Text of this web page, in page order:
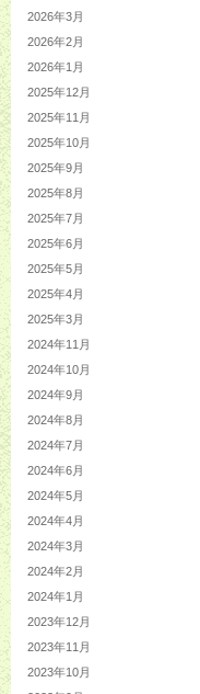
2026年3月
2026年2月
2026年1月
2025年12月
2025年11月
2025年10月
2025年9月
2025年8月
2025年7月
2025年6月
2025年5月
2025年4月
2025年3月
2024年11月
2024年10月
2024年9月
2024年8月
2024年7月
2024年6月
2024年5月
2024年4月
2024年3月
2024年2月
2024年1月
2023年12月
2023年11月
2023年10月